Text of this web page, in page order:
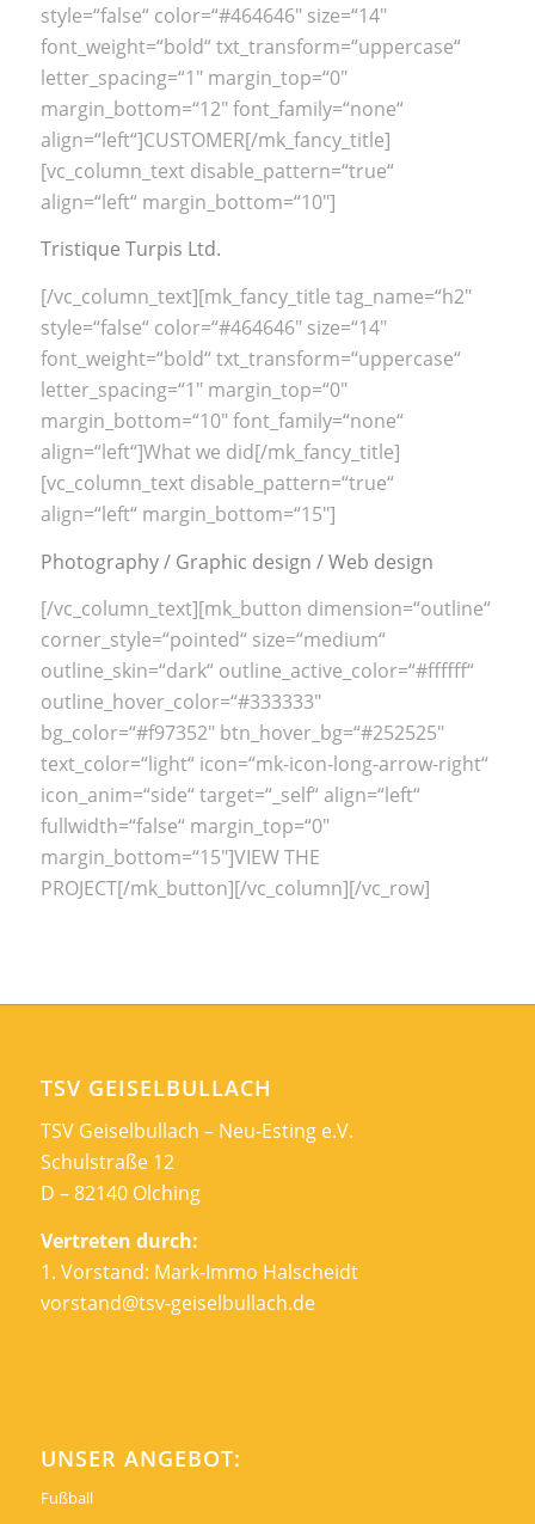
style=“false“ color=“#464646″ size=“14″
font_weight=“bold“ txt_transform=“uppercase“
letter_spacing=“1″ margin_top=“0″
margin_bottom=“12″ font_family=“none“
align=“left“]CUSTOMER[/mk_fancy_title]
[vc_column_text disable_pattern=“true“
align=“left“ margin_bottom=“10″]
Tristique Turpis Ltd.
[/vc_column_text][mk_fancy_title tag_name=“h2″
style=“false“ color=“#464646″ size=“14″
font_weight=“bold“ txt_transform=“uppercase“
letter_spacing=“1″ margin_top=“0″
margin_bottom=“10″ font_family=“none“
align=“left“]What we did[/mk_fancy_title]
[vc_column_text disable_pattern=“true“
align=“left“ margin_bottom=“15″]
Photography / Graphic design / Web design
[/vc_column_text][mk_button dimension=“outline“
corner_style=“pointed“ size=“medium“
outline_skin=“dark“ outline_active_color=“#ffffff“
outline_hover_color=“#333333″
bg_color=“#f97352″ btn_hover_bg=“#252525″
text_color=“light“ icon=“mk-icon-long-arrow-right“
icon_anim=“side“ target=“_self“ align=“left“
fullwidth=“false“ margin_top=“0″
margin_bottom=“15″]VIEW THE
PROJECT[/mk_button][/vc_column][/vc_row]
TSV GEISELBULLACH
TSV Geiselbullach – Neu-Esting e.V.
Schulstraße 12
D – 82140 Olching
Vertreten durch:
1. Vorstand: Mark-Immo Halscheidt
vorstand@tsv-geiselbullach.de
UNSER ANGEBOT:
Fußball